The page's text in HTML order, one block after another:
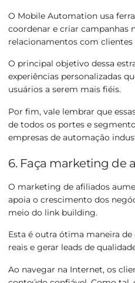
O Mobile Automation usa
coordenar e criar campanhas
relacionamentos com clientes
O principal objetivo dessa
experiências personalizadas
usuários a serem mais fiéis.
Por fim, vale lembrar que
de todos os portes e
empresas de automação
6. Faça marketing de
O marketing de afiliados
apoia o crescimento dos
meio do link building.
Esta é outra ótima maneira
reais e gerar leads de
Ao navegar na Internet, os